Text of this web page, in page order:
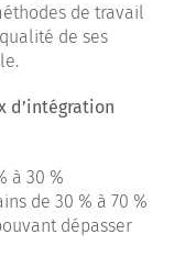
de travail
de ses
d’intégration
à 30 %
de 30 % à 70 %
dépasser